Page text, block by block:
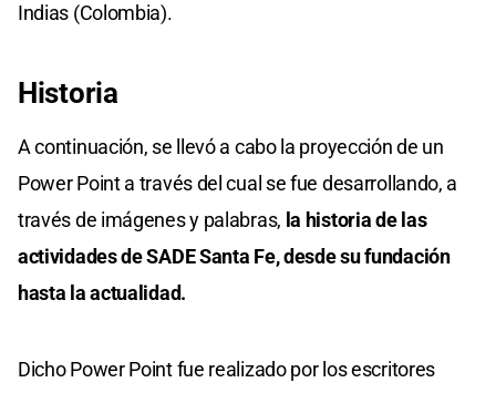
Indias (Colombia).
Historia
A continuación, se llevó a cabo la proyección de un
Power Point a través del cual se fue desarrollando, a
través de imágenes y palabras, la historia de las
actividades de SADE Santa Fe, desde su fundación
hasta la actualidad.
Dicho Power Point fue realizado por los escritores